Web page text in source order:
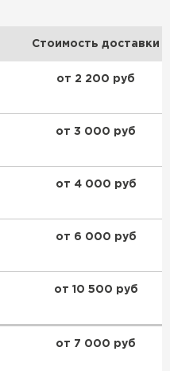
Стоимость доставки
от 2 200 руб
от 3 000 руб
от 4 000 руб
от 6 000 руб
от 10 500 руб
от 7 000 руб